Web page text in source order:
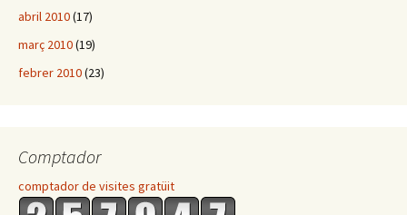
abril 2010(17)
març 2010(19)
febrer 2010(23)
Comptador
comptador de visites gratüit